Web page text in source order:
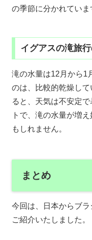
の季節に分かれていま
イグアスの滝旅
滝の水量は12月から1
のは、比較的乾燥し
ると、天気は不安定
トで、滝の水量が増
もしれません。
まとめ
今回は、日本からブ
ご紹介いたしました。